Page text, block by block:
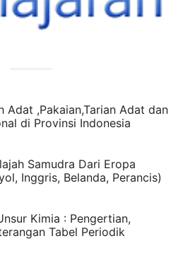
Adat ,Pakaian,Tarian Adat dan
di Provinsi Indonesia
Samudra Dari Eropa
Inggris, Belanda, Perancis)
Kimia : Pengertian,
Tabel Periodik